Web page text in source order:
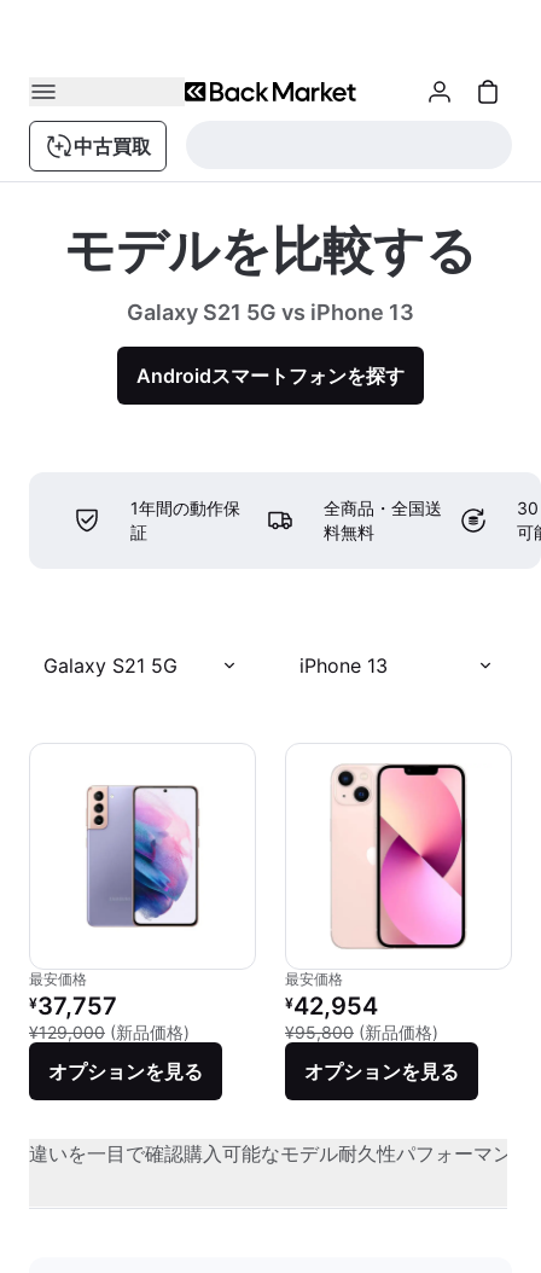
中古買取
モデルを比較する
Galaxy S21 5G vs iPhone 13
Androidスマートフォンを探す
1年間の動作保
証
全商品・全国送
料無料
30
可
Galaxy S21 5G iPhone 13
最安価格
リファービッシュ品の価格：
¥37,757
¥129,000 (新品価格) 新品との比較：¥129,000
オプションを見る
最安価格
リファービッシュ品の価格：
¥42,954
¥95,800 (新品価格)
オプションを見る
違いを一目で確認購入可能なモデル耐久性パフォーマンス